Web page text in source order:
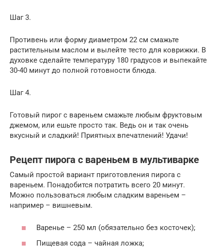
Шаг 3.
Противень или форму диаметром 22 см смажьте
растительным маслом и вылейте тесто для коврижки. В
духовке сделайте температуру 180 градусов и выпекайте
30-40 минут до полной готовности блюда.
Шаг 4.
Готовый пирог с вареньем смажьте любым фруктовым
джемом, или ешьте просто так. Ведь он и так очень
вкусный и сладкий! Приятных впечатлений! Удачи!
Рецепт пирога с вареньем в мультиварке
Самый простой вариант приготовления пирога с
вареньем. Понадобится потратить всего 20 минут.
Можно пользоваться любым сладким вареньем –
например – вишневым.
Варенье – 250 мл (обязательно без косточек);
Пищевая сода – чайная ложка;